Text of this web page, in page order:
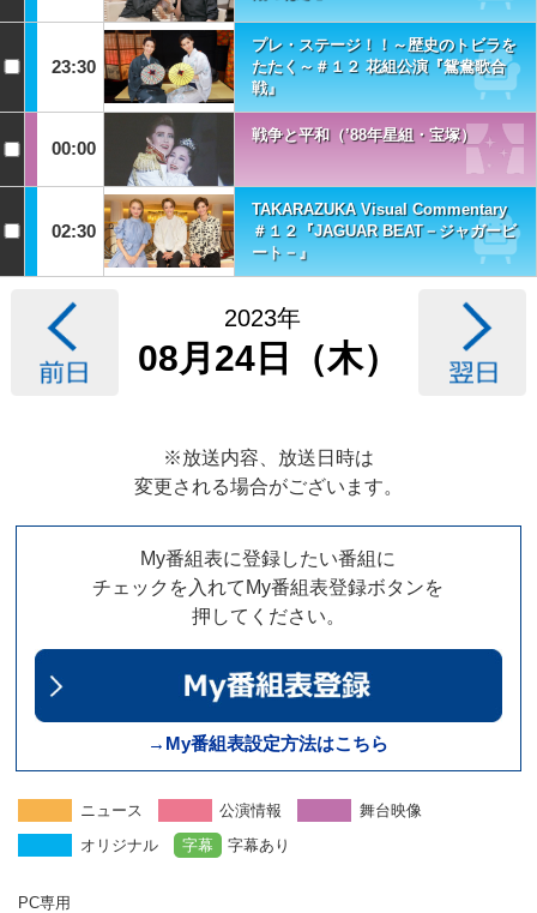
23:30
プレ・ステージ！！～歴史のトビラを
たたく～＃１２ 花組公演『鴛鴦歌合
戦』
00:00
戦争と平和（’88年星組・宝塚）
02:30
TAKARAZUKA Visual Commentary
＃１２『JAGUAR BEAT－ジャガービ
ート－』
2023年
08月24日（木）
※放送内容、放送日時は
変更される場合がございます。
My番組表に登録したい番組に
チェックを入れてMy番組表登録ボタンを
押してください。
→My番組表設定方法はこちら
ニュース 公演情報
舞台映像
オリジナル
字幕 字幕あり
PC専用